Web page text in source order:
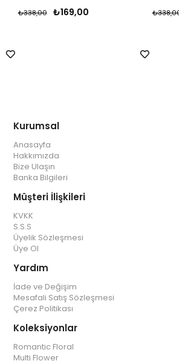
₺169,00
₺338,00 ₺338,00
Kurumsal
Anasayfa
Hakkımızda
Bize Ulaşın
Banka Bilgileri
Müşteri İlişkileri
KVKK
S.S.S
Üyelik Sözleşmesi
Üye Ol
Yardım
İade ve Değişim
Mesafali Satış Sözleşmesi
Çerez Politikası
Koleksiyonlar
Romantic Floral
Multi Flower